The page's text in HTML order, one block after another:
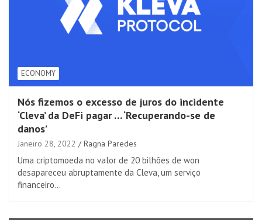
ECONOMY
Nós fizemos o excesso de juros do incidente
‘Cleva’ da DeFi pagar … ‘Recuperando-se de
danos’
Janeiro 28, 2022 Ragna Paredes
Uma criptomoeda no valor de 20 bilhões de won
desapareceu abruptamente da Cleva, um serviço
financeiro…